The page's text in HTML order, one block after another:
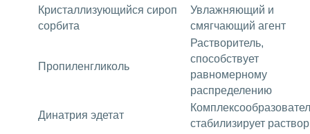
Кристаллизующийся сироп
сорбита
Увлажняющий и
смягчающий агент
Пропиленгликоль
Растворитель,
способствует
равномерному
распределению
Динатрия эдетат
стабилизирует раствор